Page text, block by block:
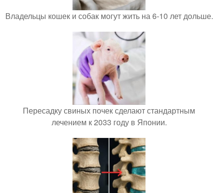
Владельцы кошек и собак могут жить на 6-10 лет дольше.
Пересадку свиных почек сделают стандартным
лечением к 2033 году в Японии.